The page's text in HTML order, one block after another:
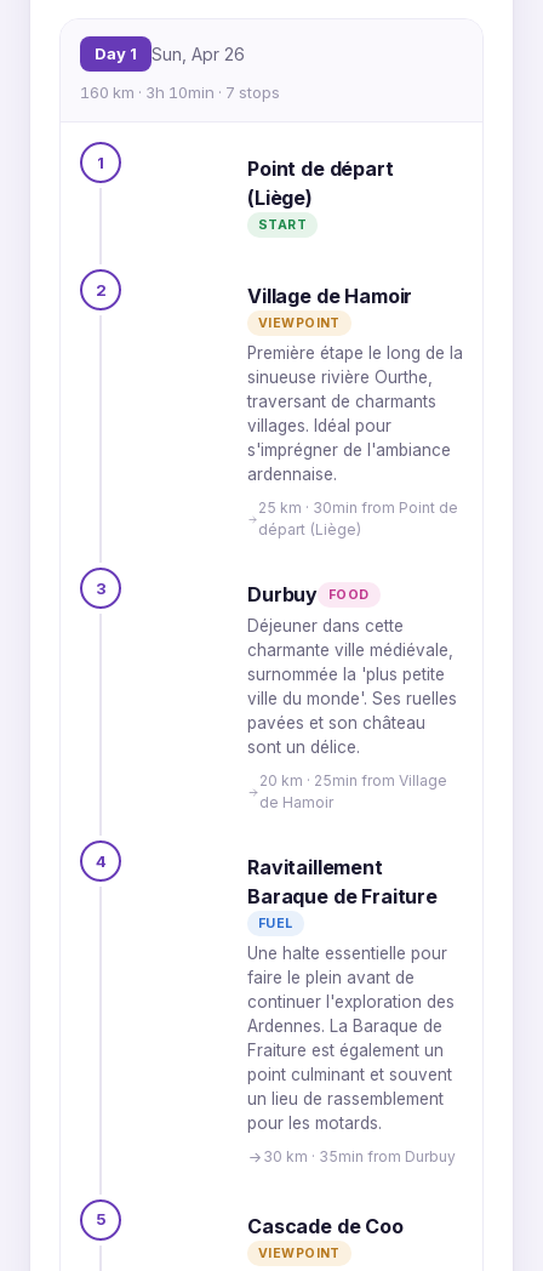
2
Day 1 Sun, Apr 26
160 km · 3h 10min · 7 stops
1
Point de départ
(Liège)
START
2 Village de Hamoir
VIEWPOINT
Première étape le long de la
sinueuse rivière Ourthe,
traversant de charmants
villages. Idéal pour
s'imprégner de l'ambiance
ardennaise.
25 km · 30min from Point de
départ (Liège)
3 Durbuy FOOD
Déjeuner dans cette
charmante ville médiévale,
surnommée la 'plus petite
ville du monde'. Ses ruelles
pavées et son château
sont un délice.
20 km · 25min from Village
de Hamoir
4
Ravitaillement
Baraque de Fraiture
FUEL
Une halte essentielle pour
faire le plein avant de
continuer l'exploration des
Ardennes. La Baraque de
Fraiture est également un
point culminant et souvent
un lieu de rassemblement
pour les motards.
30 km · 35min from Durbuy
5 Cascade de Coo
VIEWPOINT